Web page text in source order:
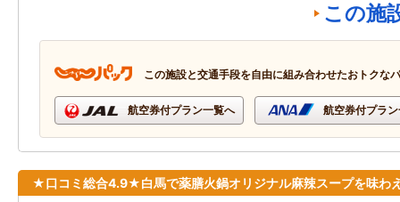
この施
この施設と交通手段を自由に組み合わせたおトクな
航空券付プラン一覧へ 航空券付プラ
★口コミ総合4.9★白馬で薬膳火鍋オリジナル麻辣スープを味わ